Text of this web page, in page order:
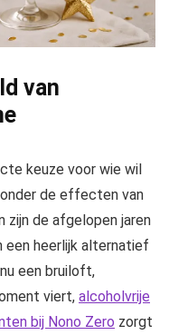
van
keuze voor wie wil
de effecten van
zijn de afgelopen jaren
een heerlijk alternatief
een bruiloft,
viert, alcoholvrije
bij Nono Zero zorgt